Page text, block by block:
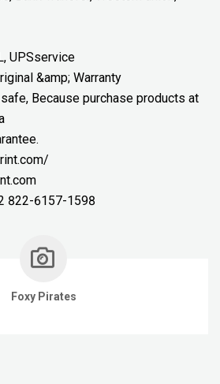
UPSservice
&amp; Warranty
Because purchase products at
822-6157-1598
Foxy Pirates